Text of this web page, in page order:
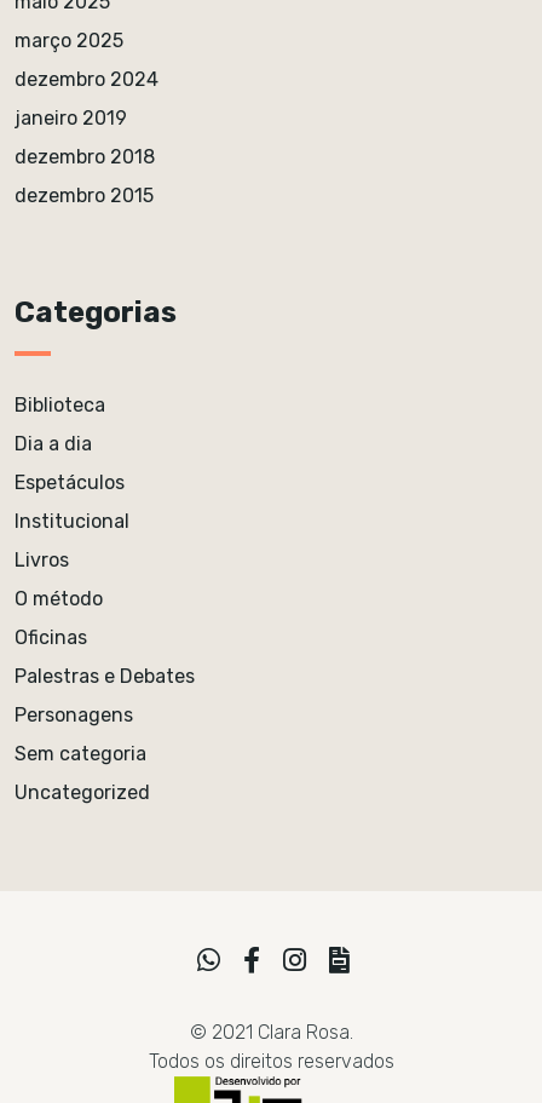
março 2025
dezembro 2024
janeiro 2019
dezembro 2018
dezembro 2015
Categorias
Biblioteca
Dia a dia
Espetáculos
Institucional
Livros
O método
Oficinas
Palestras e Debates
Personagens
Sem categoria
Uncategorized
© 2021 Clara Rosa.
Todos os direitos reservados